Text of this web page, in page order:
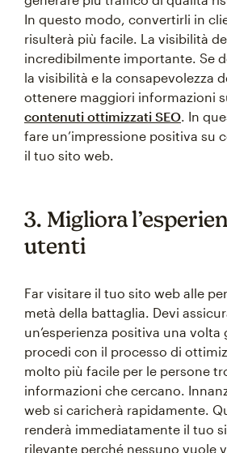
In questo modo, convertirli in
risulterà più facile. La visibilità
incredibilmente importante. Se
la visibilità e la consapevolezza
ottenere maggiori informazioni
contenuti ottimizzati SEO. In
fare un’impressione positiva su
il tuo sito web.
3. Migliora
utenti
Far visitare il tuo sito web alle
metà della battaglia. Devi
un’esperienza positiva una
procedi con il processo di
molto più facile per le persone
informazioni che cercano.
web si caricherà rapidamente.
renderà immediatamente il tuo
rilevante perché nessuno vuole